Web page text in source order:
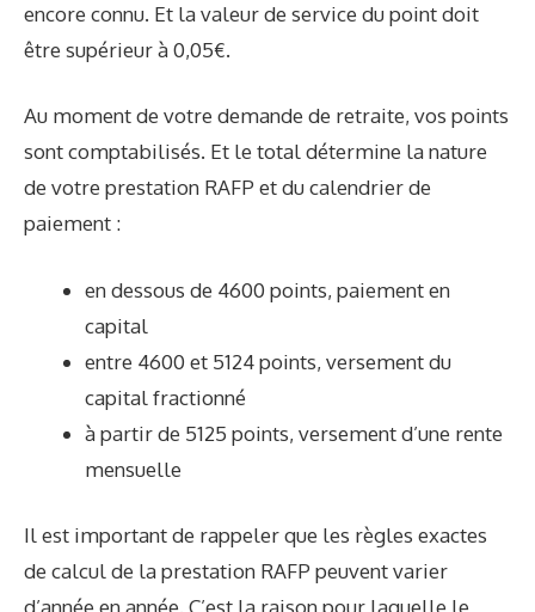
encore connu. Et la valeur de service du point doit
être supérieur à 0,05€.
Au moment de votre demande de retraite, vos points
sont comptabilisés. Et le total détermine la nature
de votre prestation RAFP et du calendrier de
paiement :
en dessous de 4600 points, paiement en
capital
entre 4600 et 5124 points, versement du
capital fractionné
à partir de 5125 points, versement d’une rente
mensuelle
Il est important de rappeler que les règles exactes
de calcul de la prestation RAFP peuvent varier
d’année en année. C’est la raison pour laquelle le